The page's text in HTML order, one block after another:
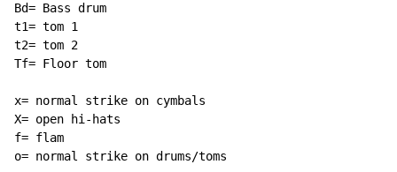
Bd= Bass drum
t1= tom 1
t2= tom 2
Tf= Floor tom
x= normal strike on cymbals
X= open hi-hats
f= flam
o= normal strike on drums/toms